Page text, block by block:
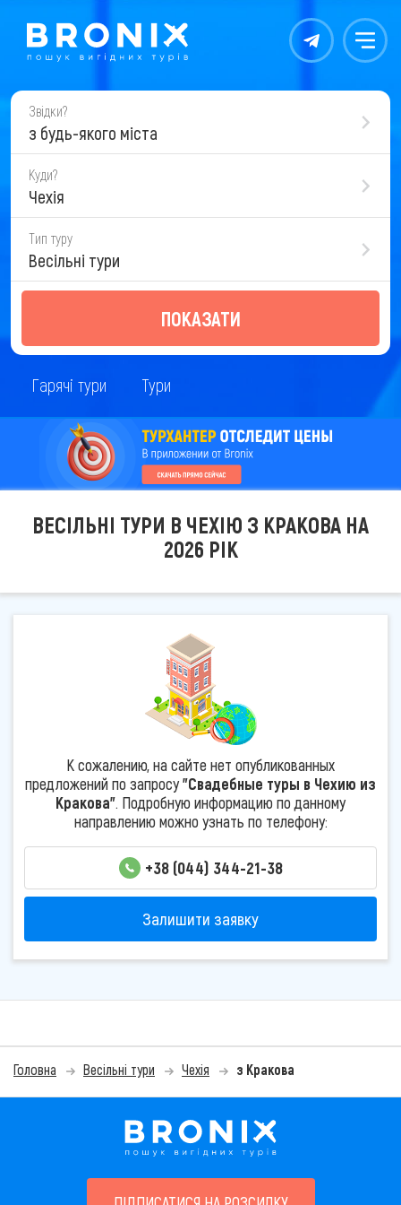
Контакты Меню
Звідки?
з будь-якого міста
Куди?
Чехія
Тип туру
Весільні тури
ПОКАЗАТИ
Гарячі тури Тури
ВЕСІЛЬНІ ТУРИ В ЧЕХІЮ З КРАКОВА НА
2026 РІК
К сожалению, на сайте нет опубликованных
предложений по запросу"Свадебные туры в Чехию из
Кракова". Подробную информацию по данному
направлению можно узнать по телефону:
+38 (044) 344-21-38
Залишити заявку
Головна Весільні тури Чехія з Кракова